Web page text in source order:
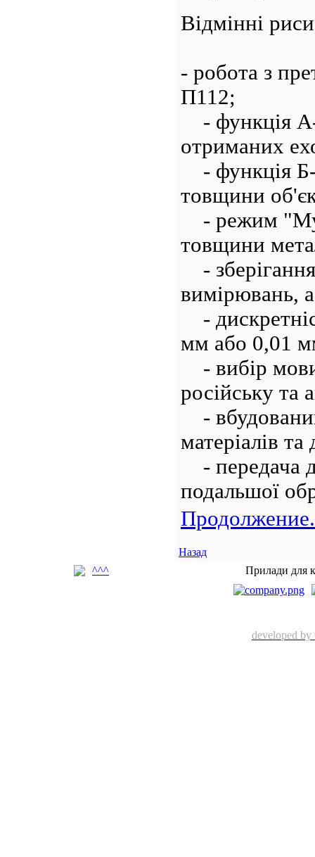
Відмінні
- робота з
П112;
- функція А-
отриманих
- функція
товщини
- режим
товщини
-
вимірювань,
-
мм або 0,01
- вибір
російську та
-
матеріалів
- передача
подальшої
Назад
^^^
Прилади для
developed